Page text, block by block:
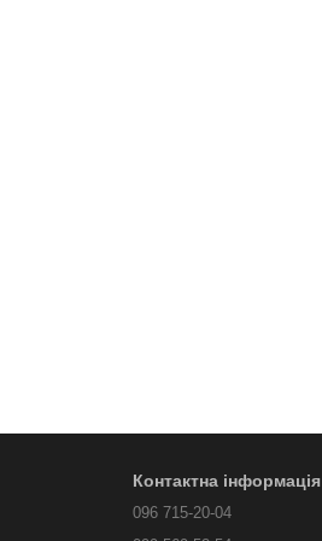
Контактна інформація
096 715-20-04